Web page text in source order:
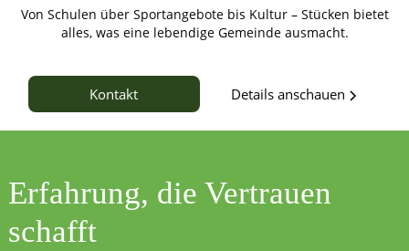
Von Schulen über Sportangebote bis Kultur – Stücken bietet
alles, was eine lebendige Gemeinde ausmacht.
Kontakt Details anschauen
Erfahrung, die Vertrauen
schafft